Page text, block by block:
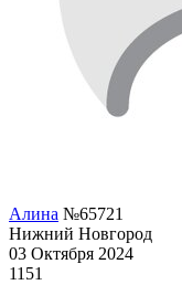
Алина №65721
Нижний Новгород
03 Октября 2024
1151